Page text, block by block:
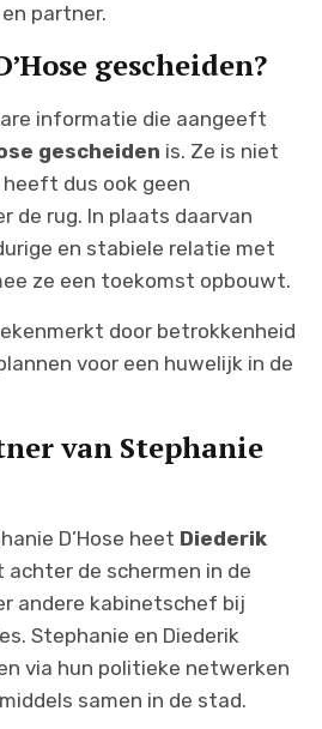
partner.
gescheiden?
informatie die aangeeft
gescheiden is. Ze is niet
dus ook geen
de rug. In plaats daarvan
en stabiele relatie met
ze een toekomst opbouwt.
door betrokkenheid
voor een huwelijk in de
van Stephanie
D’Hose heet Diederik
achter de schermen in de
andere kabinetschef bij
Stephanie en Diederik
via hun politieke netwerken
samen in de stad.